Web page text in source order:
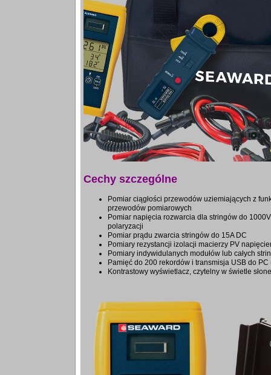
Cechy szczególne
Pomiar ciągłości przewodów uziemiających z
przewodów pomiarowych
Pomiar napięcia rozwarcia dla stringów do
polaryzacji
Pomiar prądu zwarcia stringów do 15A DC
Pomiary rezystancji izolacji macierzy PV
Pomiary indywidulanych modułów lub całych
Pamięć do 200 rekordów i transmisja USB do PC
Kontrastowy wyświetlacz, czytelny w świetle